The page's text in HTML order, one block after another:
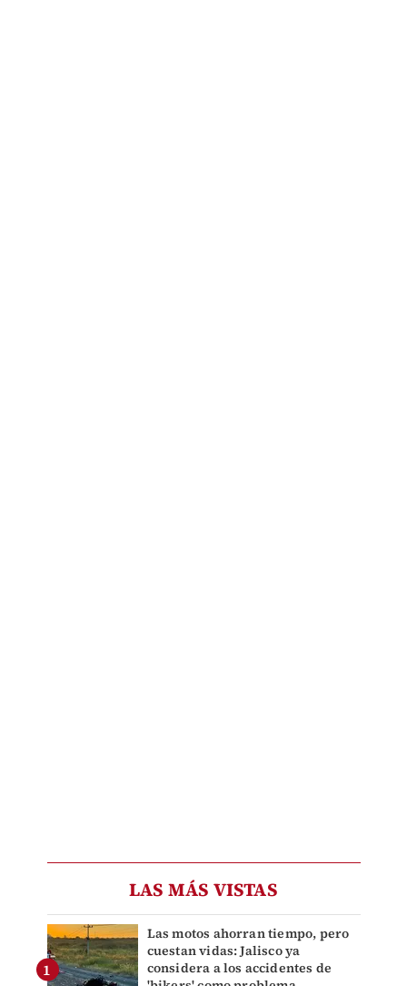
LAS MÁS VISTAS
Las motos ahorran tiempo, pero
cuestan vidas: Jalisco ya
considera a los accidentes de